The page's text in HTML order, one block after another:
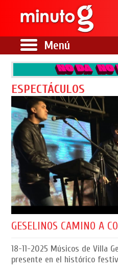
Menú
ESPECTÁCULOS
GESELINOS CAMINO A
18-11-2025 Músicos de Villa
presente en el histórico